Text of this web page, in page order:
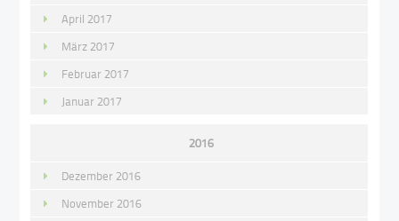
April 2017
März 2017
Februar 2017
Januar 2017
2016
Dezember 2016
November 2016